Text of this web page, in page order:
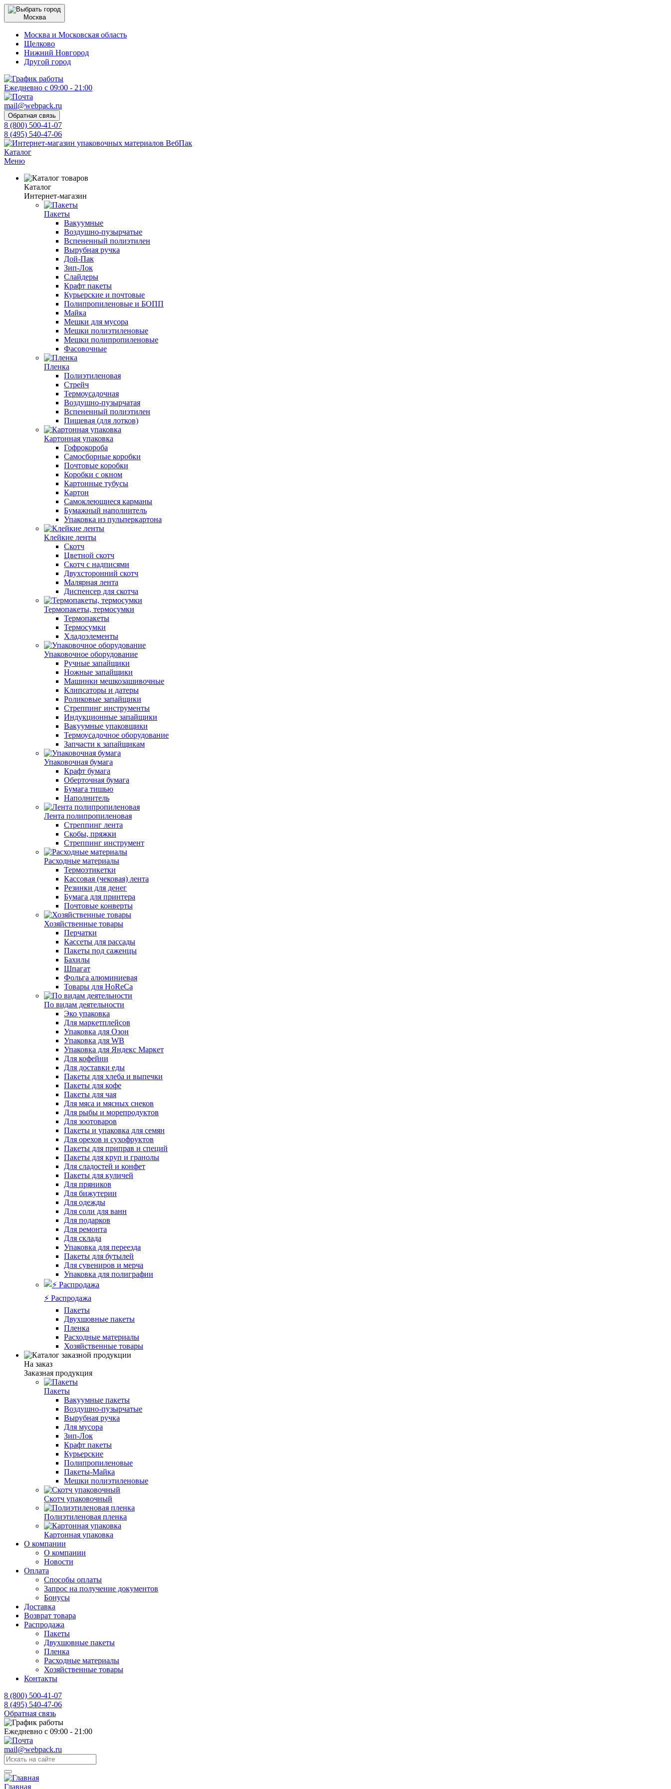
Москва
Москва и Московская область
Щелково
Нижний Новгород
Другой город
Ежедневно с 09:00 - 21:00
mail@webpack.ru
Обратная связь
8 (800) 500-41-07
8 (495) 540-47-06
Каталог
Меню
Каталог
Интернет-магазин
Пакеты
Вакуумные
Воздушно-пузырчатые
Вспененный полиэтилен
Вырубная ручка
Дой-Пак
Зип-Лок
Слайдеры
Крафт пакеты
Курьерские и почтовые
Полипропиленовые и БОПП
Майка
Мешки для мусора
Мешки полиэтиленовые
Мешки полипропиленовые
Фасовочные
Пленка
Полиэтиленовая
Стрейч
Термоусадочная
Воздушно-пузырчатая
Вспененный полиэтилен
Пищевая (для лотков)
Картонная упаковка
Гофрокороба
Самосборные коробки
Почтовые коробки
Коробки с окном
Картонные тубусы
Картон
Самоклеющиеся карманы
Бумажный наполнитель
Упаковка из пульперкартона
Клейкие ленты
Скотч
Цветной скотч
Скотч с надписями
Двухсторонний скотч
Малярная лента
Диспенсер для скотча
Термопакеты, термосумки
Термопакеты
Термосумки
Хладоэлементы
Упаковочное оборудование
Ручные запайщики
Ножные запайщики
Машинки мешкозашивочные
Клипсаторы и датеры
Роликовые запайщики
Стреппинг инструменты
Индукционные запайщики
Вакуумные упаковщики
Термоусадочное оборудование
Запчасти к запайщикам
Упаковочная бумага
Крафт бумага
Оберточная бумага
Бумага тишью
Наполнитель
Лента полипропиленовая
Стреппинг лента
Скобы, пряжки
Стреппинг инструмент
Расходные материалы
Термоэтикетки
Кассовая (чековая) лента
Резинки для денег
Бумага для принтера
Почтовые конверты
Хозяйственные товары
Перчатки
Кассеты для рассады
Пакеты под саженцы
Бахилы
Шпагат
Фольга алюминиевая
Товары для HoReCa
По видам деятельности
Эко упаковка
Для маркетплейсов
Упаковка для Озон
Упаковка для WB
Упаковка для Яндекс Маркет
Для кофейни
Для доставки еды
Пакеты для хлеба и выпечки
Пакеты для кофе
Пакеты для чая
Для мяса и мясных снеков
Для рыбы и морепродуктов
Для зоотоваров
Пакеты и упаковка для семян
Для орехов и сухофруктов
Пакеты для приправ и специй
Пакеты для круп и гранолы
Для сладостей и конфет
Пакеты для куличей
Для пряников
Для бижутерии
Для одежды
Для соли для ванн
Для подарков
Для ремонта
Для склада
Упаковка для переезда
Пакеты для бутылей
Для сувениров и мерча
Упаковка для полиграфии
⚡️ Распродажа
Пакеты
Двухшовные пакеты
Пленка
Расходные материалы
Хозяйственные товары
На заказ
Заказная продукция
Пакеты
Вакуумные пакеты
Воздушно-пузырчатые
Вырубная ручка
Для мусора
Зип-Лок
Крафт пакеты
Курьерские
Полипропиленовые
Пакеты-Майка
Мешки полиэтиленовые
Скотч упаковочный
Полиэтиленовая пленка
Картонная упаковка
О компании
О компании
Новости
Оплата
Способы оплаты
Запрос на получение документов
Бонусы
Доставка
Возврат товара
Распродажа
Пакеты
Двухшовные пакеты
Пленка
Расходные материалы
Хозяйственные товары
Контакты
8 (800) 500-41-07
8 (495) 540-47-06
Обратная связь
Ежедневно с 09:00 - 21:00
mail@webpack.ru
Главная